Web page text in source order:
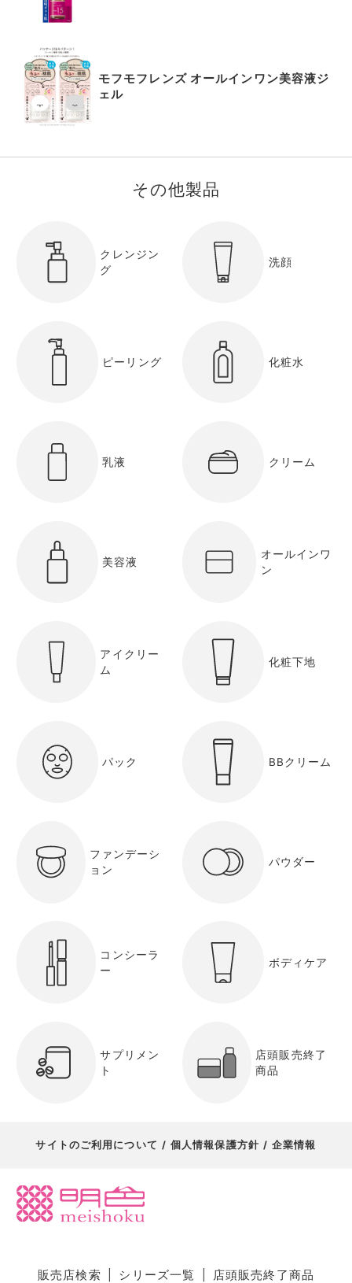
モフモフレンズ オールインワン美容液ジ
ェル
その他製品
クレンジン
グ
洗顔
ピーリング 化粧水
乳液 クリーム
美容液
オールインワ
ン
アイクリー
ム
化粧下地
パック BBクリーム
ファンデーシ
ョン
パウダー
コンシーラ
ー
ボディケア
サプリメン
ト
店頭販売終了
商品
サイトのご利用について 個人情報保護方針 企業情報
販売店検索 シリーズ一覧 店頭販売終了商品